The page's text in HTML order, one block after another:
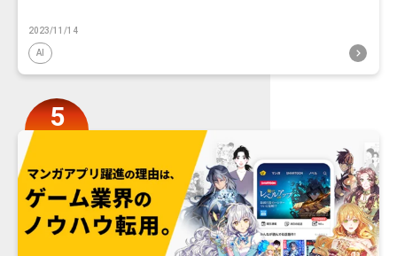
2023/11/14
AI